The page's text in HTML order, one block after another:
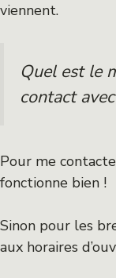
viennent.
Quel est le
contact
Pour me
fonctionne bien !
Sinon pour les
aux horaires